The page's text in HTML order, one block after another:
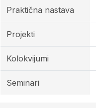
Praktična nastava
Projekti
Kolokvijumi
Seminari